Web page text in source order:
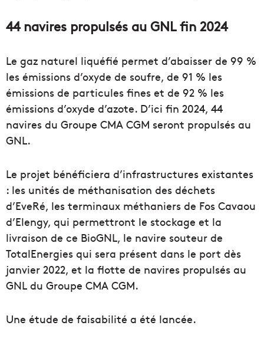
44 navires propulsés au GNL fin 2024
Le gaz naturel liquéfié permet d’abaisser de 99 %
les émissions d’oxyde de soufre, de 91 % les
émissions de particules fines et de 92 % les
émissions d’oxyde d’azote. D’ici fin 2024, 44
navires du Groupe CMA CGM seront propulsés au
GNL.
Le projet bénéficiera d’infrastructures existantes
: les unités de méthanisation des déchets
d’EveRé, les terminaux méthaniers de Fos Cavaou
d’Elengy, qui permettront le stockage et la
livraison de ce BioGNL, le navire souteur de
TotalEnergies qui sera présent dans le port dès
janvier 2022, et la flotte de navires propulsés au
GNL du Groupe CMA CGM.
Une étude de faisabilité a été lancée.